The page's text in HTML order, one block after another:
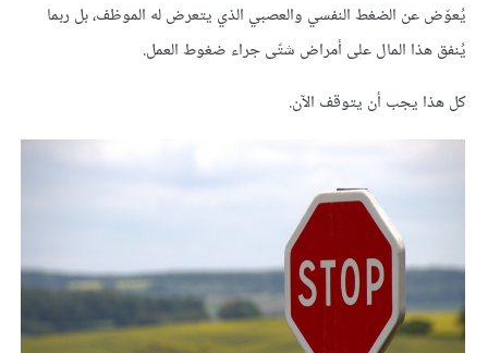
يُعوّض عن الضغط النفسي والعصبي الذي يتعرض له الموظف، بل ربما
يُنفق هذا المال على أمراض شتّى جراء ضغوط العمل.
كل هذا يجب أن يتوقف الآن.